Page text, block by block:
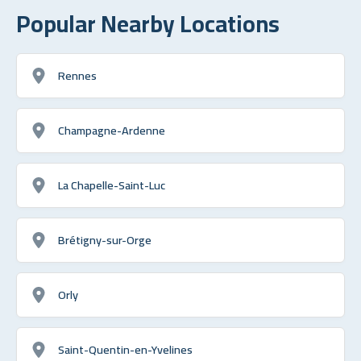
Popular Nearby Locations
Rennes
Champagne-Ardenne
La Chapelle-Saint-Luc
Brétigny-sur-Orge
Orly
Saint-Quentin-en-Yvelines